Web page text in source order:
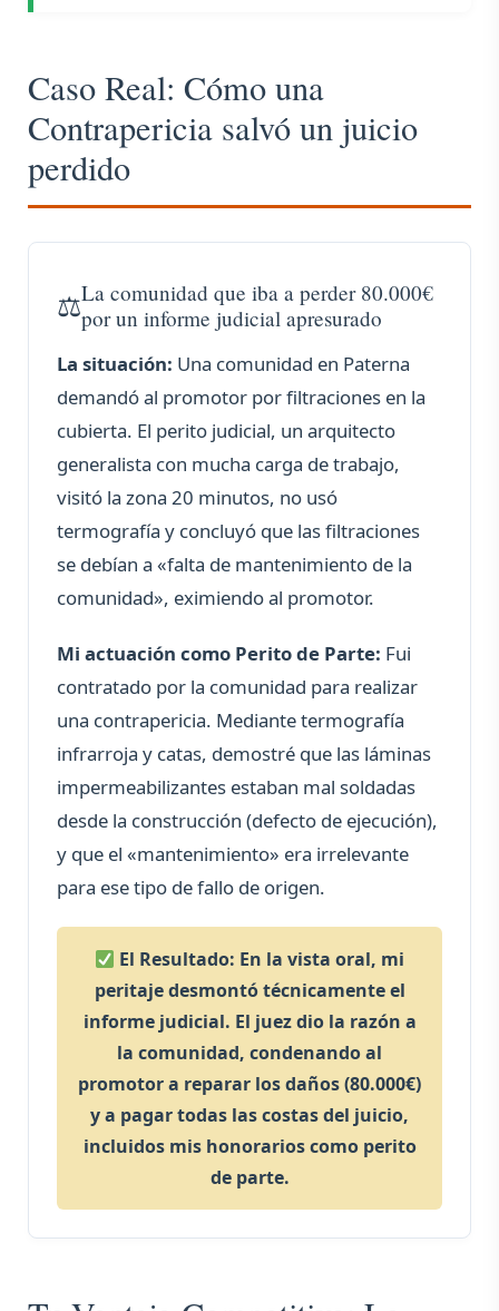
Caso Real: Cómo una
Contrapericia salvó un juicio
perdido
La comunidad que iba a perder 80.000€
por un informe judicial apresurado
La situación: Una comunidad en Paterna
demandó al promotor por filtraciones en la
cubierta. El perito judicial, un arquitecto
generalista con mucha carga de trabajo,
visitó la zona 20 minutos, no usó
termografía y concluyó que las filtraciones
se debían a «falta de mantenimiento de la
comunidad», eximiendo al promotor.
Mi actuación como Perito de Parte: Fui
contratado por la comunidad para realizar
una contrapericia. Mediante termografía
infrarroja y catas, demostré que las láminas
impermeabilizantes estaban mal soldadas
desde la construcción (defecto de ejecución),
y que el «mantenimiento» era irrelevante
para ese tipo de fallo de origen.
El Resultado: En la vista oral, mi
peritaje desmontó técnicamente el
informe judicial. El juez dio la razón a
la comunidad, condenando al
promotor a reparar los daños (80.000€)
y a pagar todas las costas del juicio,
incluidos mis honorarios como perito
de parte.